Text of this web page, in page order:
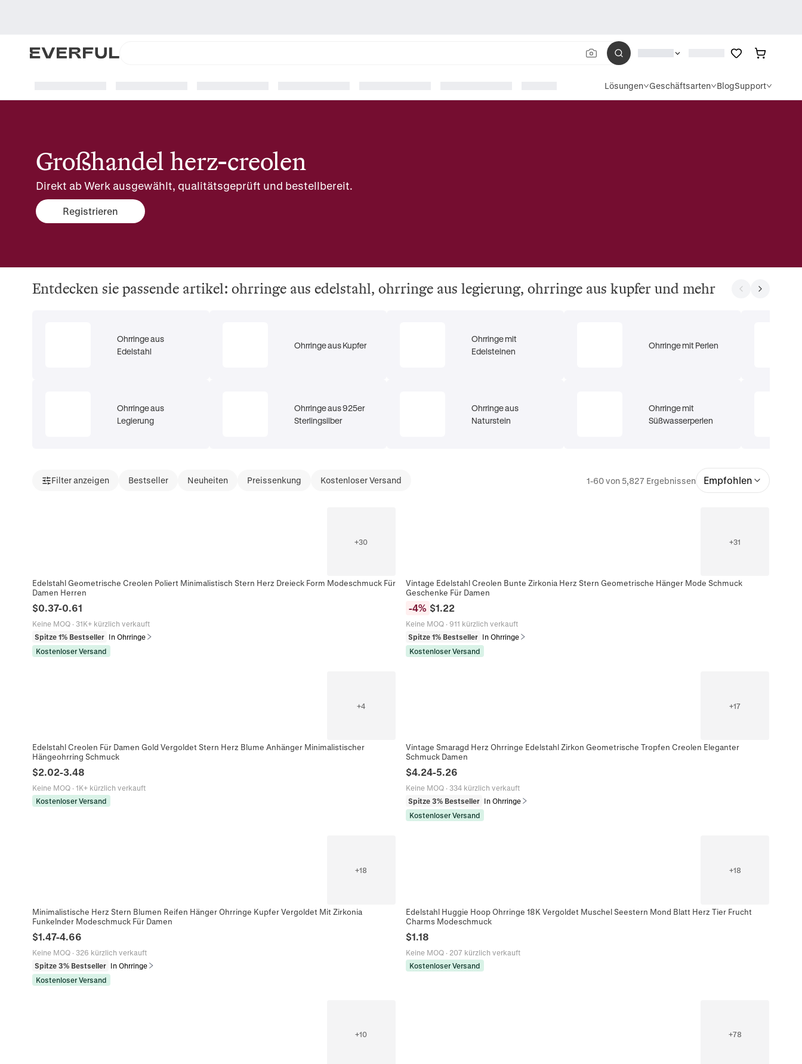
Lösungen Geschäftsarten BlogSupport
Großhandel herz-creolen
Direkt ab Werk ausgewählt, qualitätsgeprüft und bestellbereit.
Registrieren
Entdecken sie passende artikel: ohrringe aus edelstahl, ohrringe aus legierung, ohrringe aus kupfer und mehr
Ohrringe aus
Edelstahl
Ohrringe aus
Legierung
Ohrringe aus Kupfer
Ohrringe aus 925er
Sterlingsilber
Ohrringe mit
Edelsteinen
Ohrringe aus
Naturstein
Ohrringe mit Perlen
Ohrringe mit
Süßwasserperlen
Filter anzeigen Bestseller Neuheiten Preissenkung Kostenloser Versand 1-60 von 5,827 Ergebnissen Empfohlen
+30
Edelstahl Geometrische Creolen Poliert Minimalistisch Stern Herz Dreieck Form Modeschmuck Für
Damen Herren
$0.37-0.61
Keine MOQ· 31K+ kürzlich verkauft
Spitze 1% Bestseller In Ohrringe
Kostenloser Versand
+31
Vintage Edelstahl Creolen Bunte Zirkonia Herz Stern Geometrische Hänger Mode Schmuck
Geschenke Für Damen
-4% $1.22
Keine MOQ · 911 kürzlich verkauft
Spitze 1% Bestseller In Ohrringe
Kostenloser Versand
+4
Edelstahl Creolen Für Damen Gold Vergoldet Stern Herz Blume Anhänger Minimalistischer
Hängeohrring Schmuck
$2.02-3.48
Keine MOQ· 1K+ kürzlich verkauft
Kostenloser Versand
+17
Vintage Smaragd Herz Ohrringe Edelstahl Zirkon Geometrische Tropfen Creolen Eleganter
Schmuck Damen
$4.24-5.26
Keine MOQ · 334 kürzlich verkauft
Spitze 3% Bestseller In Ohrringe
Kostenloser Versand
+18
Minimalistische Herz Stern Blumen Reifen Hänger Ohrringe Kupfer Vergoldet Mit Zirkonia
Funkelnder Modeschmuck Für Damen
$1.47-4.66
Keine MOQ· 326 kürzlich verkauft
Spitze 3% Bestseller In Ohrringe
Kostenloser Versand
+18
Edelstahl Huggie Hoop Ohrringe 18K Vergoldet Muschel Seestern Mond Blatt Herz Tier Frucht
Charms Modeschmuck
$1.18
Keine MOQ · 207 kürzlich verkauft
Kostenloser Versand
+10 +78